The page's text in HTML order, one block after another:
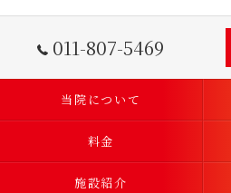
011-807-5469
当院について
料金
施設紹介